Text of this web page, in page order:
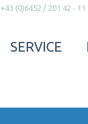
+43 (0)6452 / 201 42 - 11
SERVICE